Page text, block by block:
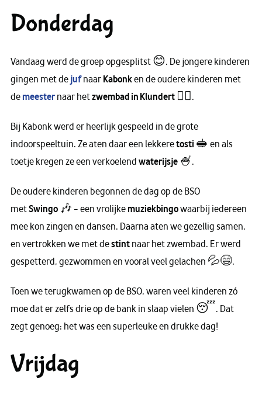
Donderdag
Vandaag werd de groep opgesplitst 😊. De jongere kinderen
gingen met dejufnaarKabonken de oudere kinderen met
demeesternaar hetzwembad in Klundert 🏊‍♀️.
Bij Kabonk werd er heerlijk gespeeld in de grote
indoorspeeltuin. Ze aten daar een lekkeretosti 🥪 en als
toetje kregen ze een verkoelendwaterijsje 🍧.
De oudere kinderen begonnen de dag op de BSO
metSwingo 🎶 – een vrolijkemuziekbingowaarbij iedereen
mee kon zingen en dansen. Daarna aten we gezellig samen,
en vertrokken we met destintnaar het zwembad. Er werd
gespetterd, gezwommen en vooral veel gelachen 💦😄.
Toen we terugkwamen op de BSO, waren veel kinderen zó
moe dat er zelfs drie op de bank in slaap vielen 😴. Dat
zegt genoeg: het was een superleuke en drukke dag!
Vrijdag